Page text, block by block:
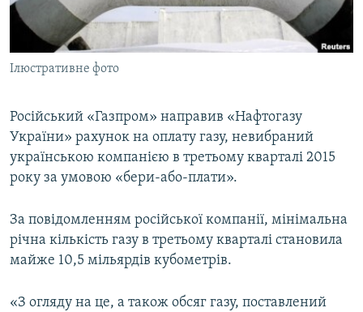
ВІДЕОУРОКИ «ELIFBE»
СВІДЧЕННЯ ОКУПАЦІЇ
УКРАЇНСЬКА ПРОБЛЕМА КРИМУ
Русский
Qırımtatar
Усі сайти RFE/RL
Ілюстративне фото
Російський «Газпром» направив «Нафтогазу
України» рахунок на оплату газу, невибраний
українською компанією в третьому кварталі 2015
року за умовою «бери-або-плати».
За повідомленням російської компанії, мінімальна
річна кількість газу в третьому кварталі становила
майже 10,5 мільярдів кубометрів.
«З огляду на це, а також обсяг газу, поставлений